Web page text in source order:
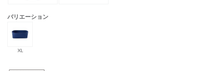
バリエーション
XL